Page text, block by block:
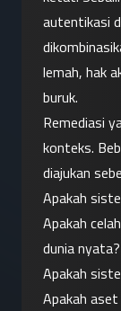
autentikasi
lemah, hak
buruk.
Remediasi
konteks.
diajukan
Apakah
Apakah
dunia nyata?
Apakah
Apakah